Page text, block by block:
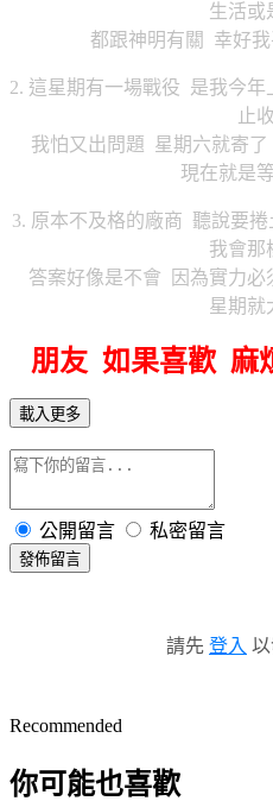
生活或
都跟神明有關 幸好我
2. 這星期有一場戰役 是我今
止
我怕又出問題 星期六就寄
現在就是
3. 原本不及格的廠商 聽說要
我會那
答案好像是不會 因為實力必
星期就
朋友 如果喜歡 麻
載入更多
公開留言 私密留言
發佈留言
請先 登入 以
Recommended
你可能也喜歡